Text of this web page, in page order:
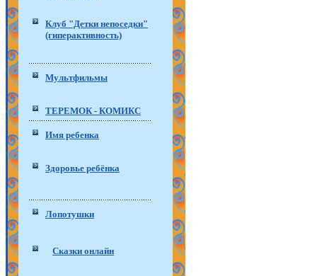
Клуб "Детки непоседки"
(гиперактивность)
Мультфильмы
ТЕРЕМОК - КОМИКС
Имя ребенка
Здоровье ребёнка
Лопотушки
Сказки онлайн